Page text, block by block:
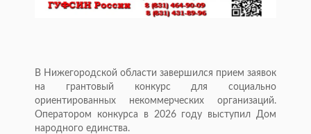
В Нижегородской области завершился прием заявок
на грантовый конкурс для социально
ориентированных некоммерческих организаций.
Оператором конкурса в 2026 году выступил Дом
народного единства.